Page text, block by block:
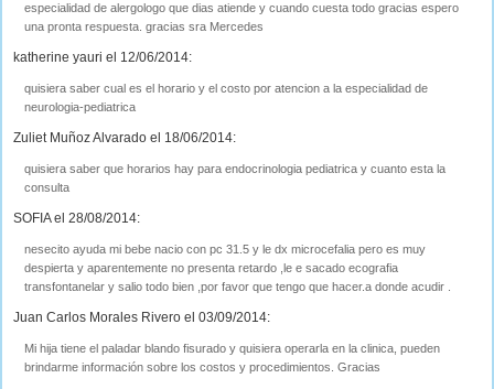
especialidad de alergologo que dias atiende y cuando cuesta todo gracias espero
una pronta respuesta. gracias sra Mercedes
katherine yauri el 12/06/2014:
quisiera saber cual es el horario y el costo por atencion a la especialidad de
neurologia-pediatrica
Zuliet Muñoz Alvarado el 18/06/2014:
quisiera saber que horarios hay para endocrinologia pediatrica y cuanto esta la
consulta
SOFIA el 28/08/2014:
nesecito ayuda mi bebe nacio con pc 31.5 y le dx microcefalia pero es muy
despierta y aparentemente no presenta retardo ,le e sacado ecografia
transfontanelar y salio todo bien ,por favor que tengo que hacer.a donde acudir .
Juan Carlos Morales Rivero el 03/09/2014:
Mi hija tiene el paladar blando fisurado y quisiera operarla en la clinica, pueden
brindarme información sobre los costos y procedimientos. Gracias